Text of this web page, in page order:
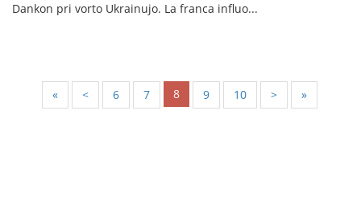
Dankon pri vorto Ukrainujo. La franca influo...
« < 6 7 8 9 10 > »